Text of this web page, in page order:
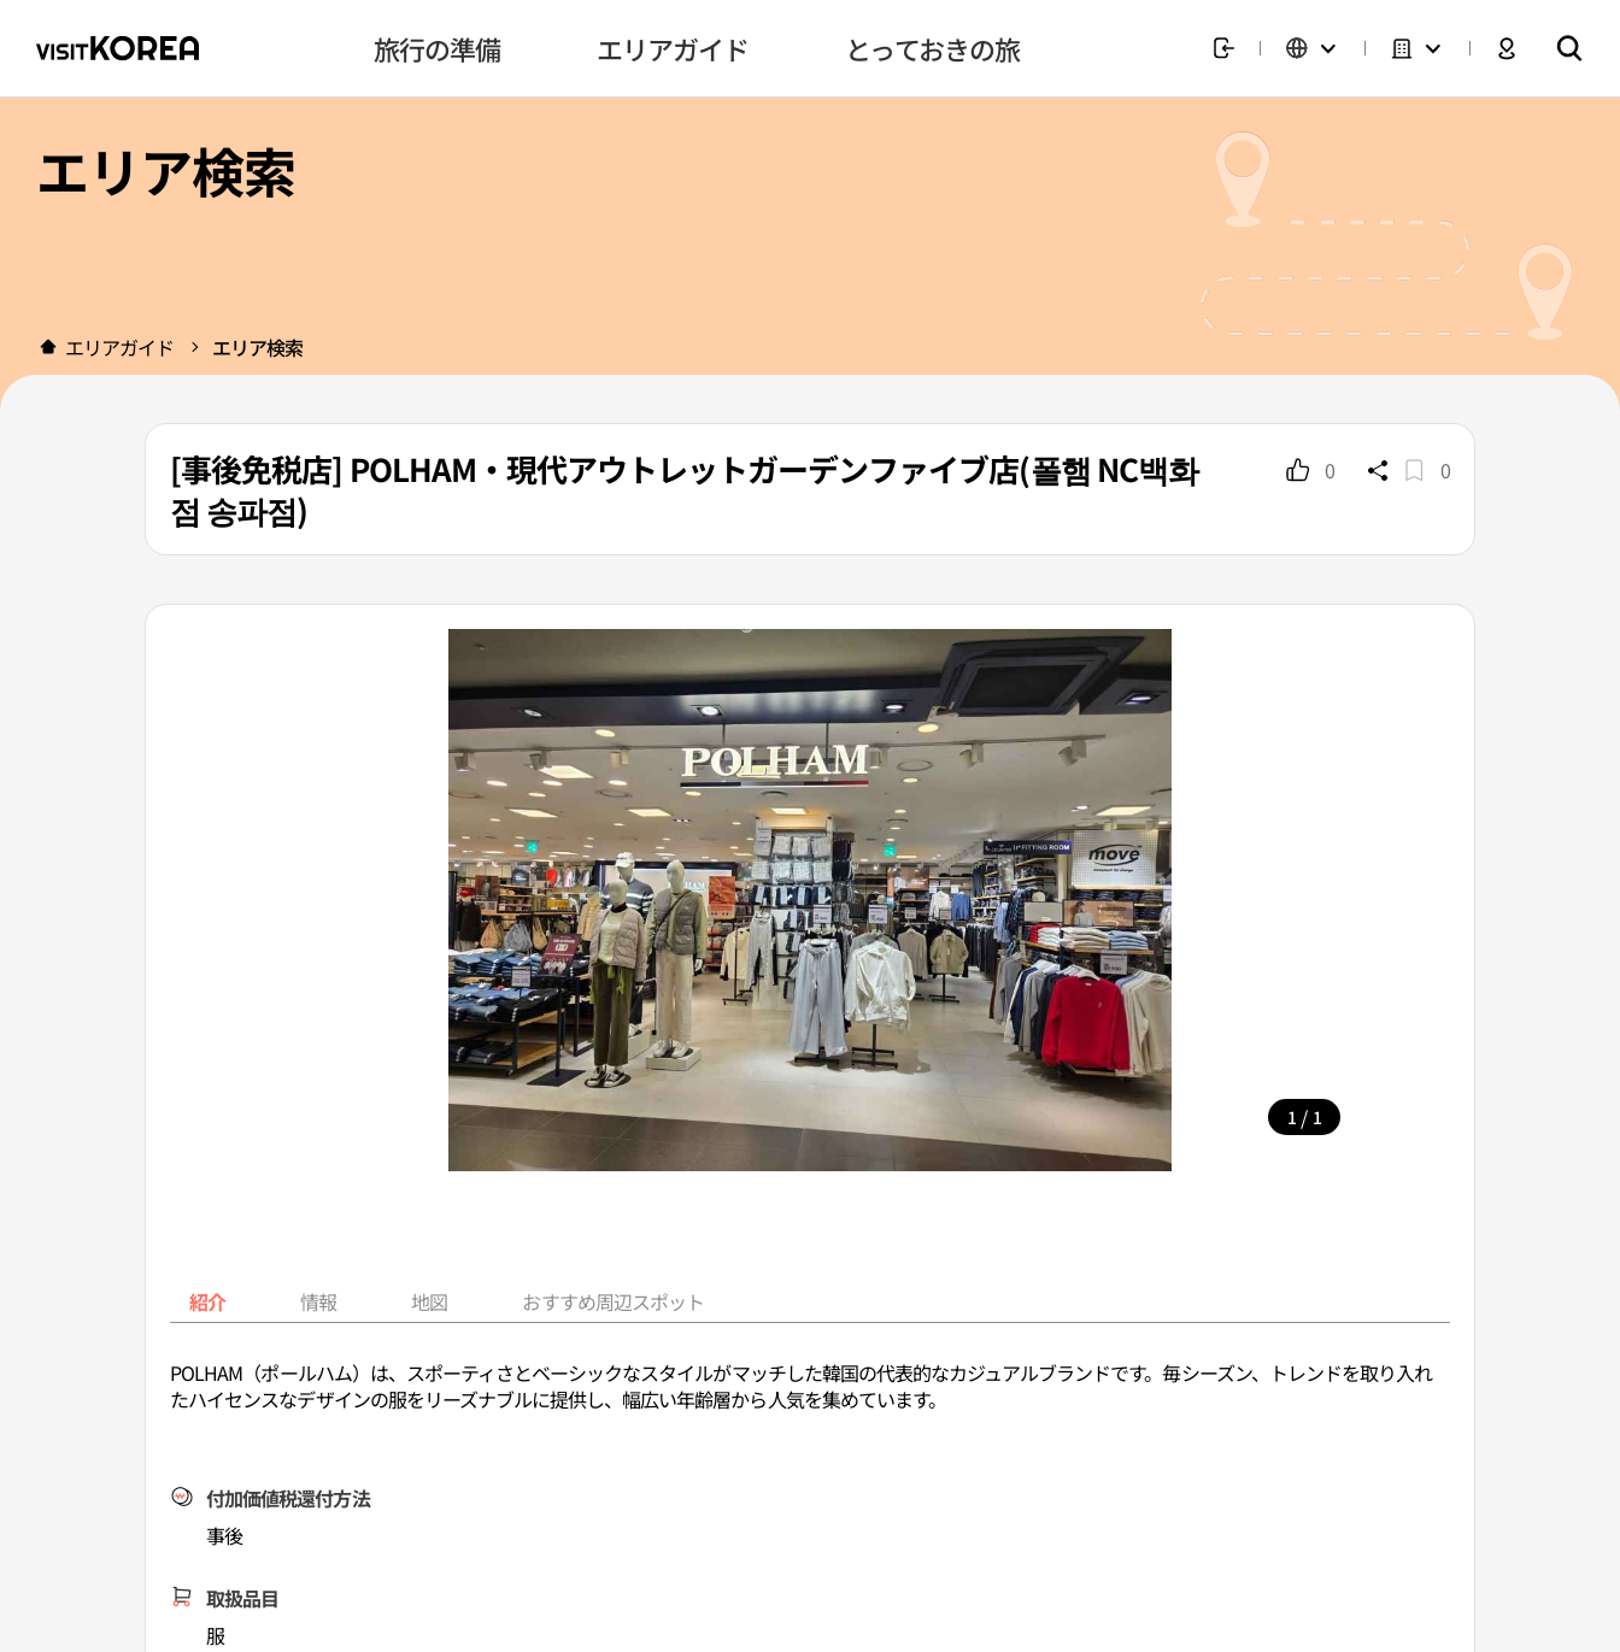
旅行の準備 エリアガイド とっておきの旅
エリア検索
エリアガイド エリア検索
[事後免税店] POLHAM・現代アウトレットガーデンファイブ店(폴햄 NC백화
점 송파점)
0 0
1 / 1
紹介 情報 地図 おすすめ周辺スポット
POLHAM（ポールハム）は、スポーティさとベーシックなスタイルがマッチした韓国の代表的なカジュアルブランドです。毎シーズン、トレンドを取り入れ
たハイセンスなデザインの服をリーズナブルに提供し、幅広い年齢層から人気を集めています。
付加価値税還付方法
事後
取扱品目
服